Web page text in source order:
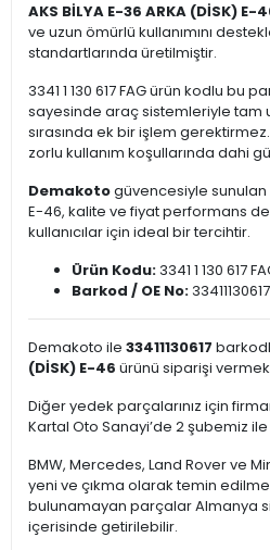
AKS BİLYA E-36 ARKA (DİSK) E-
ve uzun ömürlü kullanımını
standartlarında üretilmiştir.
3341 1 130 617 FAG ürün kodlu bu
sayesinde araç sistemleriyle tam
sırasında ek bir işlem gerektirmez.
zorlu kullanım koşullarında dahi
Demakotogüvencesiyle sunulan
E-46, kalite ve fiyat performans
kullanıcılar için ideal bir tercihtir.
Ürün Kodu:3341 1 130 617
Barkod / OE No:33411130617
Demakoto ile 33411130617
(DİSK) E-46 ürünü siparişi
Diğer yedek parçalarınız için
Kartal Oto Sanayi’de 2 şubemiz
BMW, Mercedes, Land Rover ve
yeni ve çıkma olarak temin
bulunamayan parçalar Almanya
içerisinde getirilebilir.